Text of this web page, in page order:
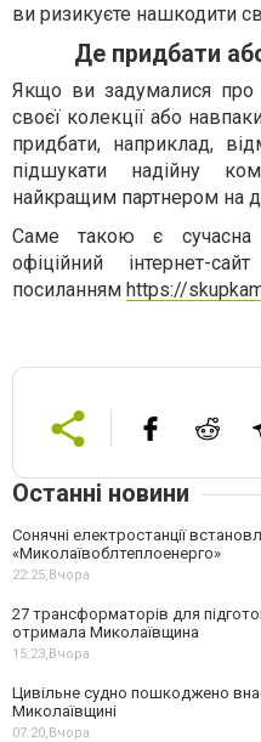
ви ризикуєте нашкодити
Де придбати
Якщо ви задумалися про
своєї колекції або
придбати, наприклад,
підшукати надійну
найкращим партнером на
Саме такою є сучасна
офіційний інтернет-
посиланням https://
Останні новини
Сонячні електростанції
«Миколаївоблтеплоенерго»
22:25,Вчора
27 трансформаторів для
отримала Миколаївщина
15:23,Вчора
Цивільне судно пошкоджено
Миколаївщині
07:20,Вчора